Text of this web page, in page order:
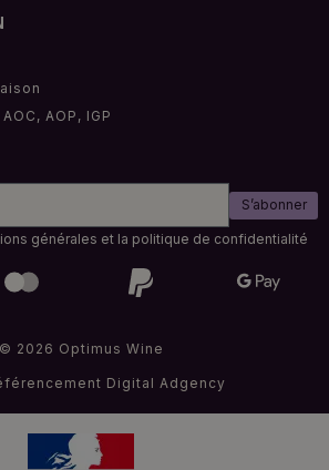
AOP, IGP
S’abonner
générales et la politique de confidentialité
© 2026 Optimus Wine
Digital Adgency